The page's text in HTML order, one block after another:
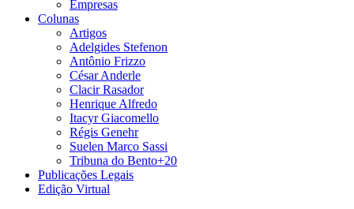
Empresas
Colunas
Artigos
Adelgides Stefenon
Antônio Frizzo
César Anderle
Clacir Rasador
Henrique Alfredo
Itacyr Giacomello
Régis Genehr
Suelen Marco Sassi
Tribuna do Bento+20
Publicações Legais
Edição Virtual